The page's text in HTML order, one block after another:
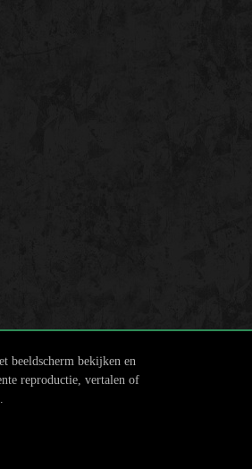
beeldscherm bekijken en
reproductie, vertalen of